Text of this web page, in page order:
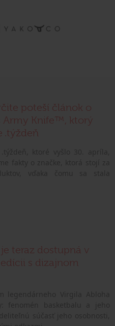
poteší článok o
Army Knife™, ktorý
.týždeň
teraz dostupná v
s dizajnom